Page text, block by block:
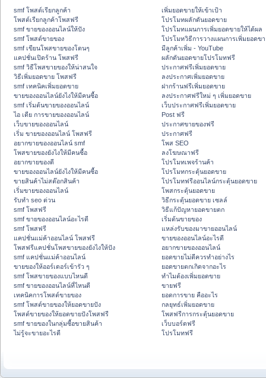
smf โพสต์เรียกลูกค้า
โพสต์เรียกลูกค้าโพสฟรี
smf ขายของออนไลน์ให้ปัง
smf โพสต์ขายของ
smf เขียนโพสขายของโดนๆ
แคปชั่นเปิดร้าน โพสฟรี
smf วิธีโพสขายของให้น่าสนใจ
วิธีเพิ่มยอดขาย โพสฟรี
smf เทคนิคเพิ่มยอดขาย
ขายของออนไลน์ยังไงให้มีคนซื้อ
smf เริ่มต้นขายของออนไลน์
ไอ เดีย การขายของออนไลน์
เว็บขายของออนไลน์
เริ่ม ขายของออนไลน์ โพสฟรี
อยากขายของออนไลน์ smf
โพสขายของยังไงให้มีคนซื้อ
อยากขายของดี
ขายของออนไลน์ยังไงให้มีคนซื้อ
ขายสินค้าไม่สต๊อกสินค้า
เริ่มขายของออนไลน์
รับทำ seo ด่วน
smf โพสฟรี
smf ขายของออนไลน์อะไรดี
smf โพสฟรี
แคปชั่นแม่ค้าออนไลน์ โพสฟรี
โพสฟรีแคปชั่นโพสขายของยังไงให้ปัง
smf แคปชั่นแม่ค้าออนไลน์
ขายของให้ออร์เดอร์เข้ารัว ๆ
smf โพสขายของแบบไหนดี
smf ขายของออนไลน์ที่ไหนดี
เทคนิคการโพสต์ขายของ
smf โพสต์ขายของให้ยอดขายปัง
โพสต์ขายของให้ยอดขายปังโพสฟรี
smf ขายของในกลุ่มซื้อขายสินค้า
ไม่รู้จะขายอะไรดี
เพิ่มยอดขายให้เข้าเป้า
โปรโมทผลักดันยอดขาย
โปรโมทแผนการเพิ่มยอดขายให้ได้ผล
โปรโมทวิธีการวางแผนการเพิ่มยอดข
มีลูกค้าเพิ่ม - YouTube
ผลักดันยอดขายโปรโมทฟรี
ประกาศฟรีเพิ่มยอดขาย
ลงประกาศเพิ่มยอดขาย
ฝากร้านฟรีเพิ่มยอดขาย
ลงประกาศฟรีใหม่ ๆ เพิ่มยอดขาย
เว็บประกาศฟรีเพิ่มยอดขาย
Post ฟรี
ประกาศขายของฟรี
ประกาศฟรี
โพส SEO
ลงโฆษณาฟรี
โปรโมทเพจร้านค้า
โปรโมทกระตุ้นยอดขาย
โปรโมทฟรีออนไลน์กระตุ้นยอดขาย
โพสกระตุ้นยอดขาย
วิธีกระตุ้นยอดขาย เซลล์
วิธีแก้ปัญหายอดขายตก
เริ่มต้นขายของ
แหล่งรับของมาขายออนไลน์
ขายของออนไลน์อะไรดี
อยากขายของออนไลน์
ยอดขายไม่ดีควรทำอย่างไร
ยอดขายตกเกิดจากอะไร
ทำไมต้องเพิ่มยอดขาย
ขายฟรี
ยอดการขาย คืออะไร
กลยุทธ์เพิ่มยอดขาย
โพสฟรีการกระตุ้นยอดขาย
เว็บบอร์ดฟรี
โปรโมทฟรี